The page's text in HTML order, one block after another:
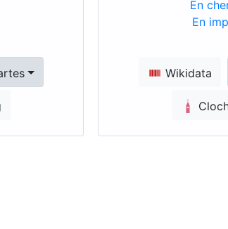
En
En
Wikidata